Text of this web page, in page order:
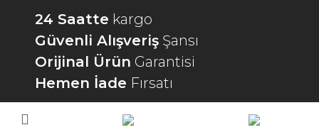
24 Saatte kargo
Güvenli Alışveriş Şansı
Orijinal Ürün Garantisi
Hemen İade Fırsatı